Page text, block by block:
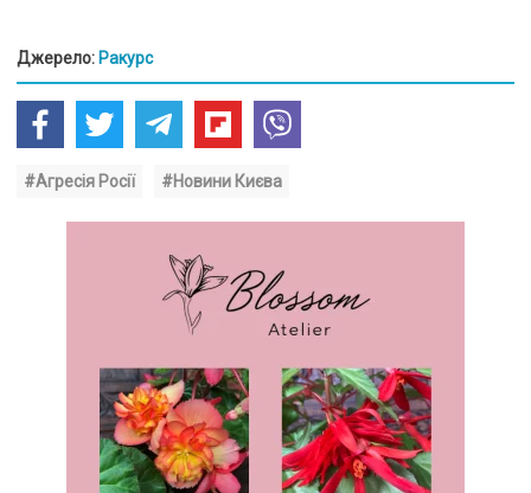
Джерело: Ракурс
#Агресія Росії #Новини Києва